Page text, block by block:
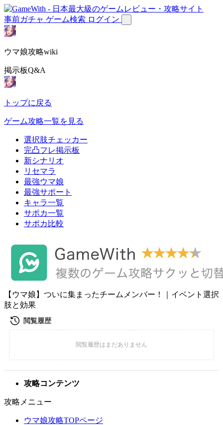
事前ガチャ ゲーム検索 ログイン
ウマ娘攻略wiki
掲示板Q&A
トップに戻る
ゲーム攻略一覧を見る
選択肢チェッカー
完凸フレ掲示板
新シナリオ
リセマラ
最強ウマ娘
最強サポート
キャラ一覧
サポカ一覧
サポカ比較
【ウマ娘】ついに集まったチームメンバー！｜イベント選択
肢と効果
攻略コンテンツ
攻略メニュー
ウマ娘攻略TOPページ